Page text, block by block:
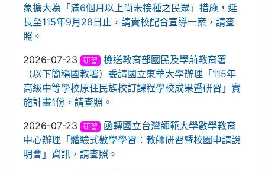
象擴大為「滿6個月以上尚未接種之民眾」措施，延
長至115年9月28日止，請貴校配合宣導一案，請查
照。
2026-07-23
研習
檢送教育部國民及學前教育署
（以下簡稱國教署）委請國立東華大學辦理「115年
高級中等學校原住民族校訂課程學校成果暨研習」實
施計畫1份，請查照。
2026-07-23
研習
函轉國立台灣師範大學數學教育
中心辦理「體驗式數學學習：教師研習暨校園申請說
明會」資訊，請查照。